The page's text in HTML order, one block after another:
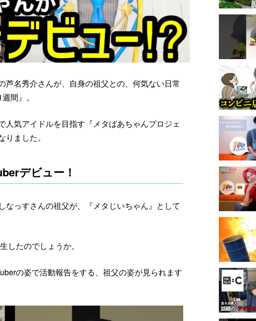
名秀介さんが、自身の祖父との、何気ない日常
間』。
気アイドルを目指す『メタばあちゃんプロジェ
ました。
デビュー！
っすさんの祖父が、『メタじいちゃん』として
したのでしょうか。
の姿で活動報告をする、祖父の姿が見られます